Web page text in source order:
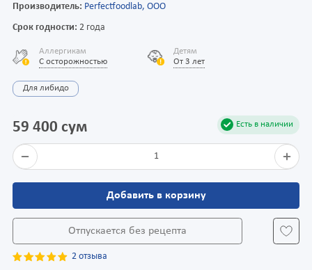
Производитель: Perfectfoodlab, ООО
Срок годности: 2 года
Аллергикам
С осторожностью
Детям
От 3 лет
Для либидо
Есть в наличии
59 400 сум
1
Добавить в корзину
Отпускается без рецепта
2 отзыва